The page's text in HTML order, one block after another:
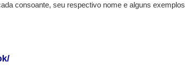
consoante, seu respectivo nome e alguns